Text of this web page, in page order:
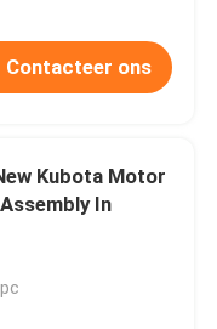
Contacteer ons
Kubota Motor
In